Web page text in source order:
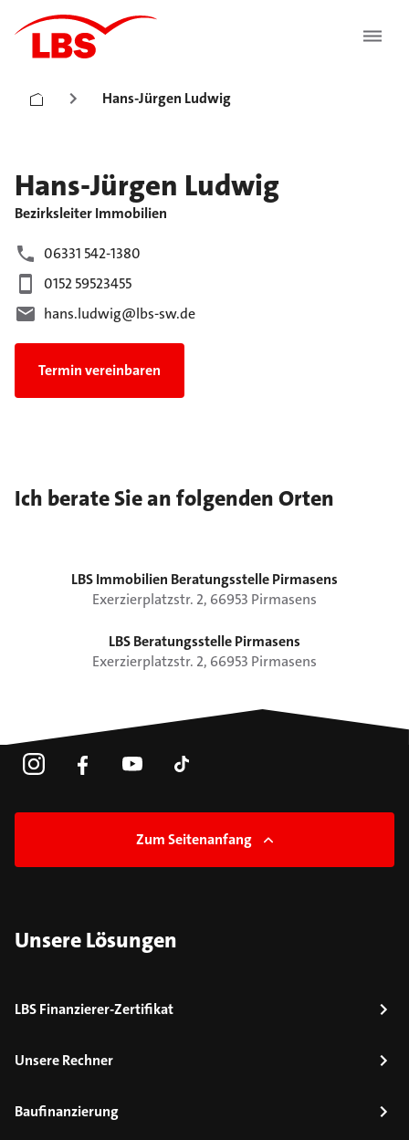
Hans-Jürgen Ludwig
Hans-Jürgen Ludwig
Bezirksleiter Immobilien
06331 542-1380
0152 59523455
hans.ludwig@lbs-sw.de
Termin vereinbaren
Ich berate Sie an folgenden Orten
LBS Immobilien Beratungsstelle Pirmasens
Exerzierplatzstr. 2, 66953 Pirmasens
LBS Beratungsstelle Pirmasens
Exerzierplatzstr. 2, 66953 Pirmasens
Zum Seitenanfang
Unsere Lösungen
LBS Finanzierer-Zertifikat
Unsere Rechner
Baufinanzierung